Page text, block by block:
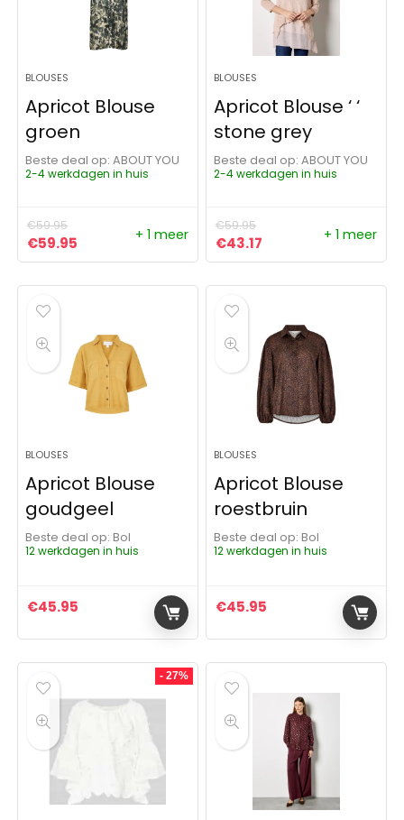
BLOUSES
Apricot Blouse
groen
Beste deal op:
ABOUT YOU
2-4 werkdagen in huis
€59.95
Oorspronkelijke prijs was: €59.95.
€59.95 Huidige prijs is: €59.95.
+ 1 meer
BLOUSES
Apricot Blouse ‘ ‘
stone grey
Beste deal op:
ABOUT YOU
2-4 werkdagen in huis
€59.95
Oorspronkelijke prijs
€43.17 Huidige prijs is:
+ 1 meer
BLOUSES
Apricot Blouse
goudgeel
Beste deal op:
Bol
12 werkdagen in huis
€45.95
BLOUSES
Apricot Blouse
roestbruin
Beste deal op:
Bol
12 werkdagen in huis
€45.95
- 27%